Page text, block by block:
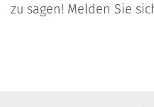
zu sagen! Melden Sie